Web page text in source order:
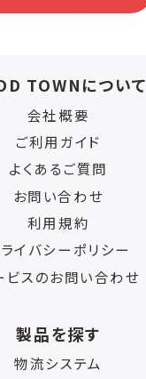
TOWNについて
会社概要
ご利用ガイド
よくあるご質問
お問い合わせ
利用規約
イバシーポリシー
ビスのお問い合わせ
製品を探す
物流システム